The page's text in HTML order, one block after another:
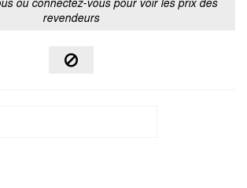
ou connectez-vous pour voir les prix des
revendeurs